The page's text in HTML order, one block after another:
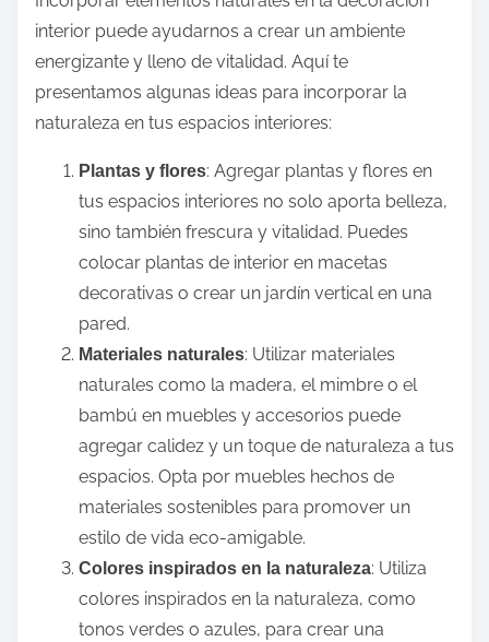
interior puede ayudarnos a crear un ambiente
energizante y lleno de vitalidad. Aquí te
presentamos algunas ideas para incorporar la
naturaleza en tus espacios interiores:
Plantas y flores: Agregar plantas y flores en
tus espacios interiores no solo aporta belleza,
sino también frescura y vitalidad. Puedes
colocar plantas de interior en macetas
decorativas o crear un jardín vertical en una
pared.
Materiales naturales: Utilizar materiales
naturales como la madera, el mimbre o el
bambú en muebles y accesorios puede
agregar calidez y un toque de naturaleza a tus
espacios. Opta por muebles hechos de
materiales sostenibles para promover un
estilo de vida eco-amigable.
Colores inspirados en la naturaleza: Utiliza
colores inspirados en la naturaleza, como
tonos verdes o azules, para crear una